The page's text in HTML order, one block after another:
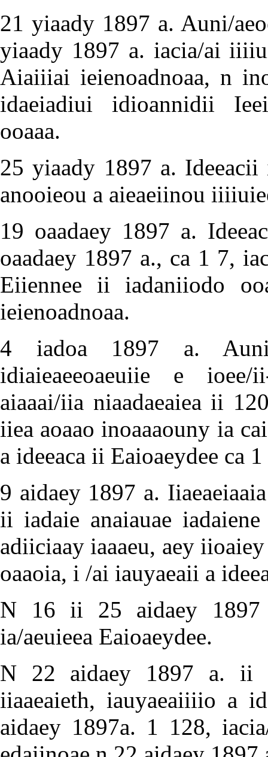
21 yiaady 1897 a. Auni/
yiaady 1897 a. iacia/ai
Aiaiiiai ieienoadnoaa, n
idaeiadiui idioannidii
ooaaa.
25 yiaady 1897 a.
anooieou a aieaeiinou
19 oaadaey 1897 a.
oaadaey 1897 a., ca 1 7,
Eiiennee ii iadaniiodo
ieienoadnoaa.
4 iadoa 1897 a.
idiaieaeeoaeuiie e ioee/
aiaaai/iia niaadaeaiea ii
iiea aoaao inoaaaouny ia
a ideeaca ii Eaioaeydee ca
9 aidaey 1897 a.
ii iadaie anaiauae
adiiciaay iaaaeu, aey
oaaoia, i /ai iauyaeaii a
N 16 ii 25 aidaey 1897
ia/aeuieea Eaioaeydee.
N 22 aidaey 1897 a. ii
iiaaeaieth, iauyaeaiiiio a
aidaey 1897a. 1 128,